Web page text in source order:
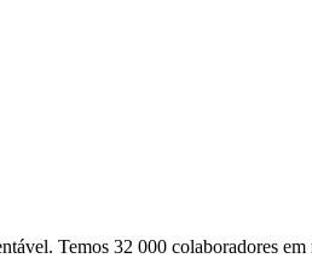
Temos 32 000 colaboradores em